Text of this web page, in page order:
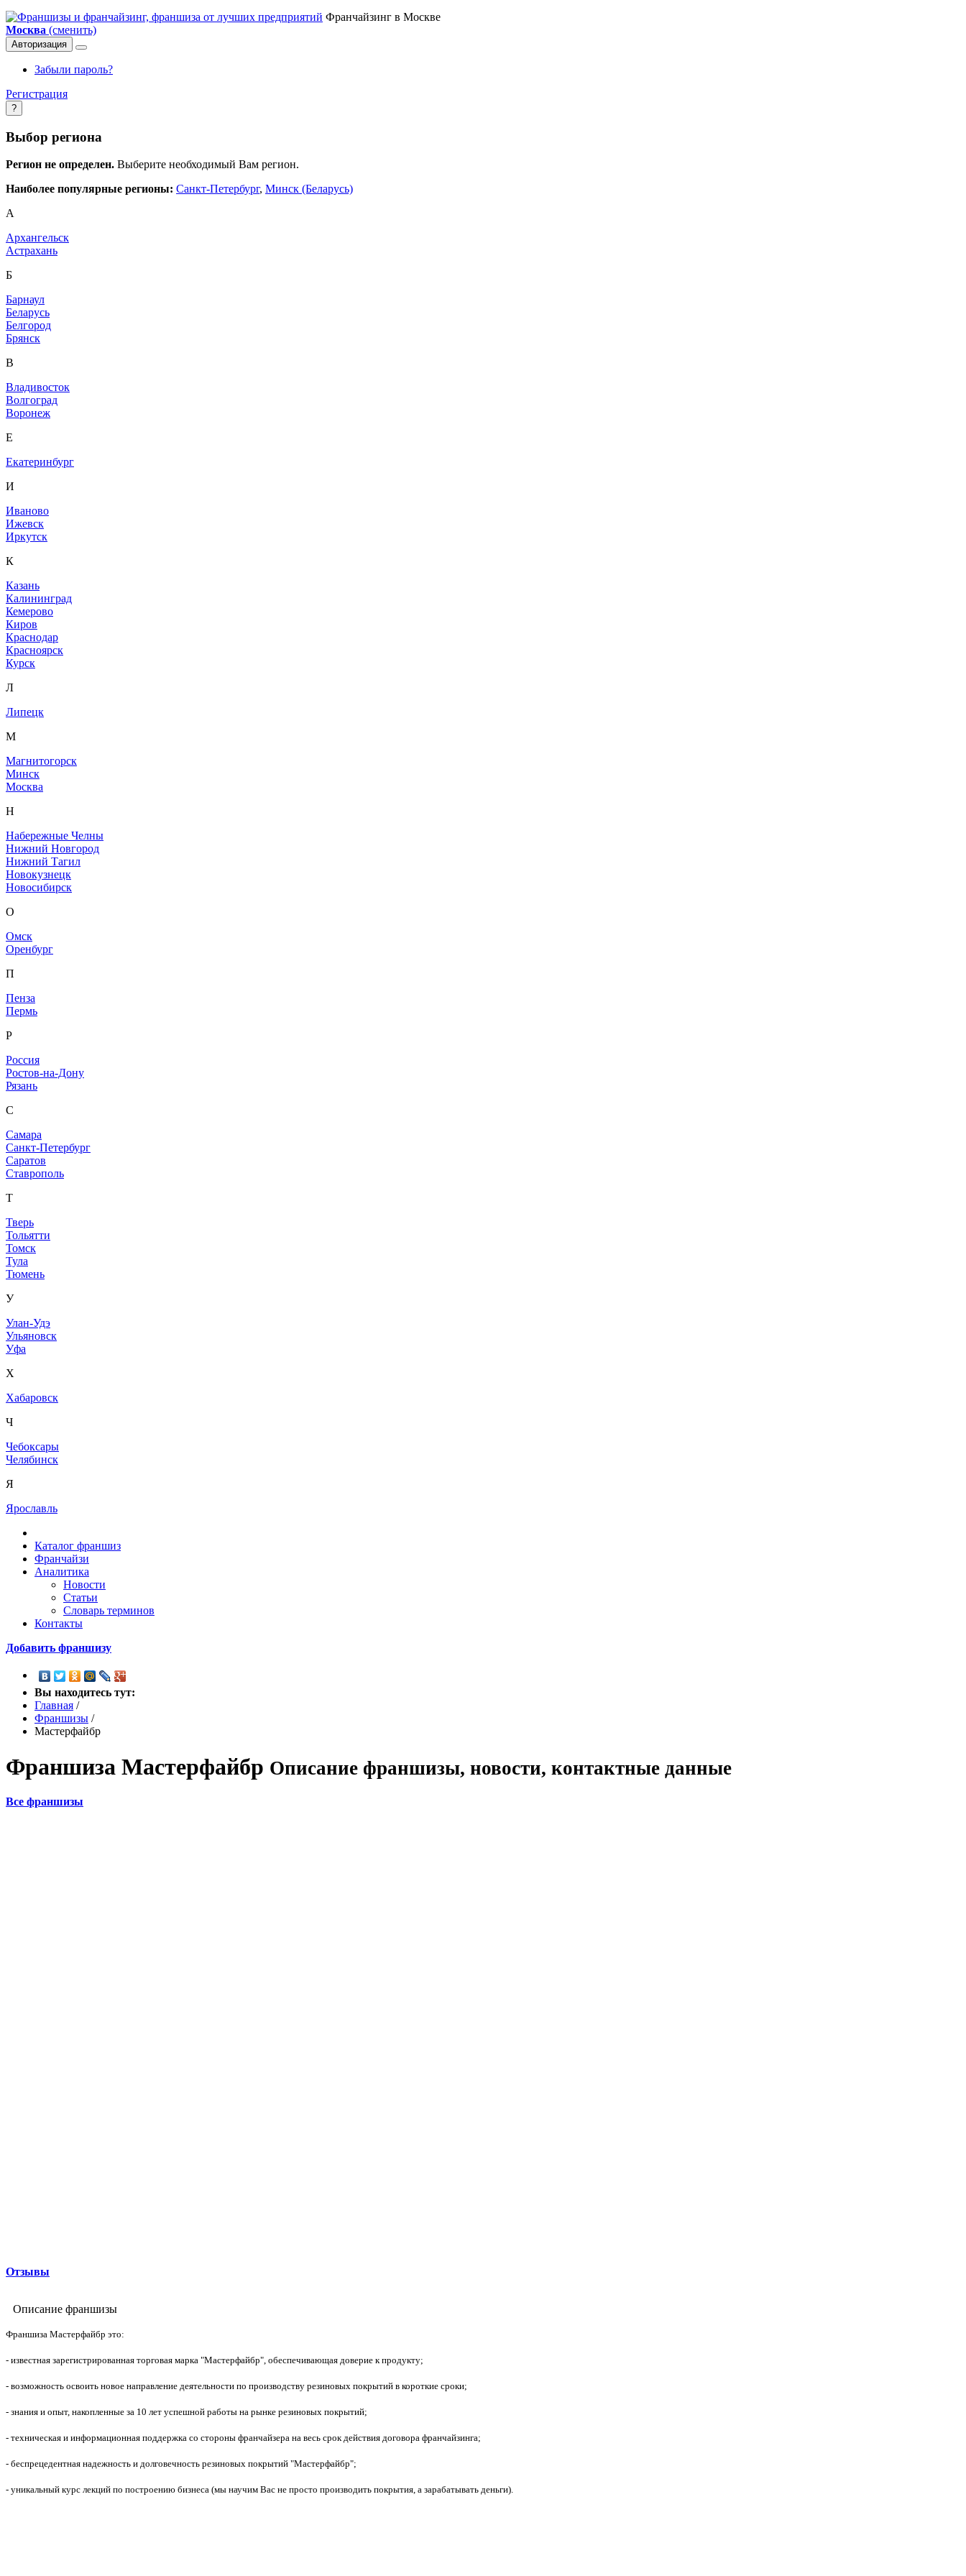
Франчайзинг в Москве
Москва (сменить)
Авторизация
Забыли пароль?
Регистрация
?
Выбор региона
Регион не определен. Выберите необходимый Вам регион.
Наиболее популярные регионы: Санкт-Петербург, Минск (Беларусь)
А
Архангельск
Астрахань
Б
Барнаул
Беларусь
Белгород
Брянск
В
Владивосток
Волгоград
Воронеж
Е
Екатеринбург
И
Иваново
Ижевск
Иркутск
К
Казань
Калининград
Кемерово
Киров
Краснодар
Красноярск
Курск
Л
Липецк
М
Магнитогорск
Минск
Москва
Н
Набережные Челны
Нижний Новгород
Нижний Тагил
Новокузнецк
Новосибирск
О
Омск
Оренбург
П
Пенза
Пермь
Р
Россия
Ростов-на-Дону
Рязань
С
Самара
Санкт-Петербург
Саратов
Ставрополь
Т
Тверь
Тольятти
Томск
Тула
Тюмень
У
Улан-Удэ
Ульяновск
Уфа
Х
Хабаровск
Ч
Чебоксары
Челябинск
Я
Ярославль
Каталог франшиз
Франчайзи
Аналитика
Новости
Статьи
Словарь терминов
Контакты
Добавить франшизу
Вы находитесь тут:
Главная /
Франшизы /
Мастерфайбр
Франшиза Мастерфайбр Описание франшизы, новости, контактные данные
Все франшизы
Отзывы
Описание франшизы
Франшиза Мастерфайбр это:
- известная зарегистрированная торговая марка "Мастерфайбр", обеспечивающая доверие к продукту;
- возможность освоить новое направление деятельности по производству резиновых покрытий в короткие сроки;
- знания и опыт, накопленные за 10 лет успешной работы на рынке резиновых покрытий;
- техническая и информационная поддержка со стороны франчайзера на весь срок действия договора франчайзинга;
- беспрецедентная надежность и долговечность резиновых покрытий "Мастерфайбр";
- уникальный курс лекций по построению бизнеса (мы научим Вас не просто производить покрытия, а зарабатывать деньги).